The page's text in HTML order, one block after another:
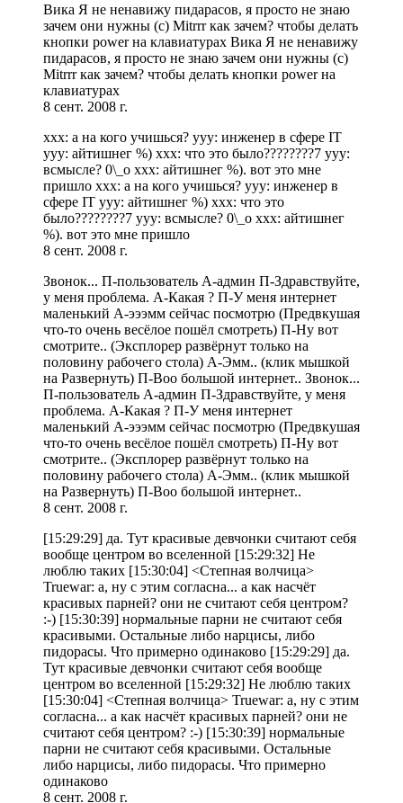
Вика Я не ненавижу пидарасов, я просто не знаю
зачем они нужны (с) Mitrrr как зачем? чтобы делать
кнопки power на клавиатурах Вика Я не ненавижу
пидарасов, я просто не знаю зачем они нужны (с)
Mitrrr как зачем? чтобы делать кнопки power на
клавиатурах
8 сент. 2008 г.
xxx: а на кого учишься? yyy: инженер в сфере IT
yyy: айтишнег %) xxx: что это было????????7 yyy:
всмысле? 0\_o xxx: айтишнег %). вот это мне
пришло xxx: а на кого учишься? yyy: инженер в
сфере IT yyy: айтишнег %) xxx: что это
было????????7 yyy: всмысле? 0\_o xxx: айтишнег
%). вот это мне пришло
8 сент. 2008 г.
Звонок... П-пользователь А-админ П-Здравствуйте,
у меня проблема. А-Какая ? П-У меня интернет
маленький А-эээмм сейчас посмотрю (Предвкушая
что-то очень весёлое пошёл смотреть) П-Ну вот
смотрите.. (Эксплорер развёрнут только на
половину рабочего стола) А-Эмм.. (клик мышкой
на Развернуть) П-Воо большой интернет.. Звонок...
П-пользователь А-админ П-Здравствуйте, у меня
проблема. А-Какая ? П-У меня интернет
маленький А-эээмм сейчас посмотрю (Предвкушая
что-то очень весёлое пошёл смотреть) П-Ну вот
смотрите.. (Эксплорер развёрнут только на
половину рабочего стола) А-Эмм.. (клик мышкой
на Развернуть) П-Воо большой интернет..
8 сент. 2008 г.
[15:29:29] да. Тут красивые девчонки считают себя
вообще центром во вселенной [15:29:32] Не
люблю таких [15:30:04] <Степная волчица>
Truewar: а, ну с этим согласна... а как насчёт
красивых парней? они не считают себя центром?
:-) [15:30:39] нормальные парни не считают себя
красивыми. Остальные либо нарцисы, либо
пидорасы. Что примерно одинаково [15:29:29] да.
Тут красивые девчонки считают себя вообще
центром во вселенной [15:29:32] Не люблю таких
[15:30:04] <Степная волчица> Truewar: а, ну с этим
согласна... а как насчёт красивых парней? они не
считают себя центром? :-) [15:30:39] нормальные
парни не считают себя красивыми. Остальные
либо нарцисы, либо пидорасы. Что примерно
одинаково
8 сент. 2008 г.